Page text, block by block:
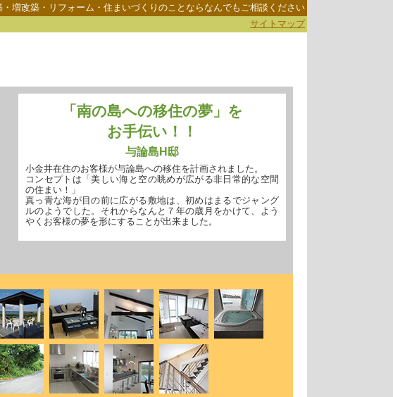
・増改築・リフォーム・住まいづくりのことならなんでもご相談ください
サイトマップ
「南の島への移住の夢」を
お手伝い！！
与論島H邸
小金井在住のお客様が与論島への移住を計画されました。
コンセプトは「美しい海と空の眺めが広がる非日常的な空間
の住まい！」
真っ青な海が目の前に広がる敷地は、初めはまるでジャング
ルのようでした。それからなんと７年の歳月をかけて、よう
やくお客様の夢を形にすることが出来ました。